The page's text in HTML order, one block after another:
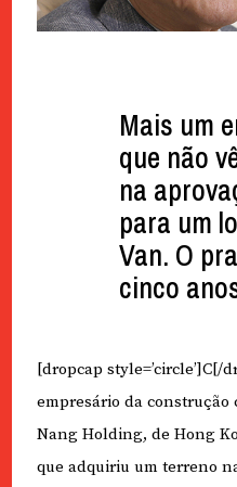
Mais um
que não
na
para um
Van. O
cinco
[dropcap style=’circle’]C[/
empresário da
Nang Holding, de Hong
que adquiriu um terreno